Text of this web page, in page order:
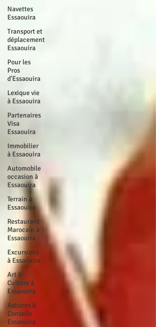
Navettes
Essaouira
Transport et
déplacement
Essaouira
Pour les
Pros
d'Essaouira
Lexique vie
à Essaouira
Partenaires
Visa
Essaouira
Immobilier
à Essaouira
Automobile
occasion à
Essaouira
Terrain à
Essaouira
Restaurant
Marocain à
Essaouira
Excursions
à Essaouira
Art &
Culture à
Essaouira
Astuces &
Conseils
Essaouira